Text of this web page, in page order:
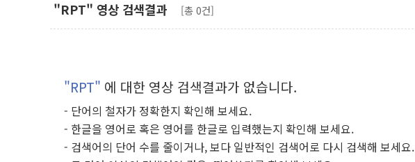
"RPT" 영상 검색결과 [총 0건]
"RPT" 에 대한 영상 검색결과가 없습니다.
- 단어의 철자가 정확한지 확인해 보세요.
- 한글을 영어로 혹은 영어를 한글로 입력했는지 확인해 보세요.
- 검색어의 단어 수를 줄이거나, 보다 일반적인 검색어로 다시 검색해 보세요.